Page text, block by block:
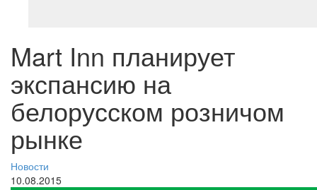
Mart Inn планирует
экспансию на
белорусском розничом
рынке
Новости
10.08.2015